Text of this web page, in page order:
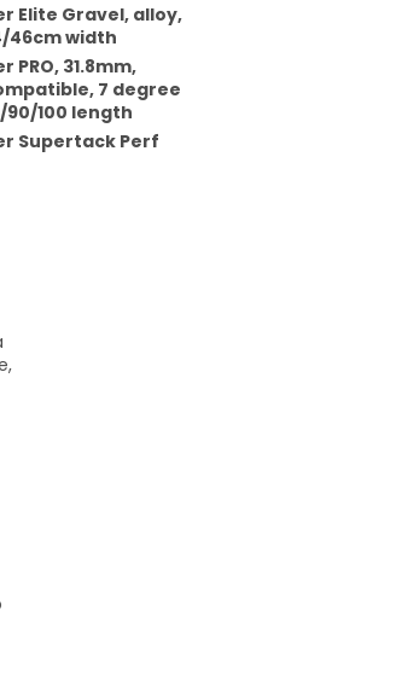
Elite Gravel, alloy,
46cm width
PRO, 31.8mm,
7 degree
100 length
Supertack Perf